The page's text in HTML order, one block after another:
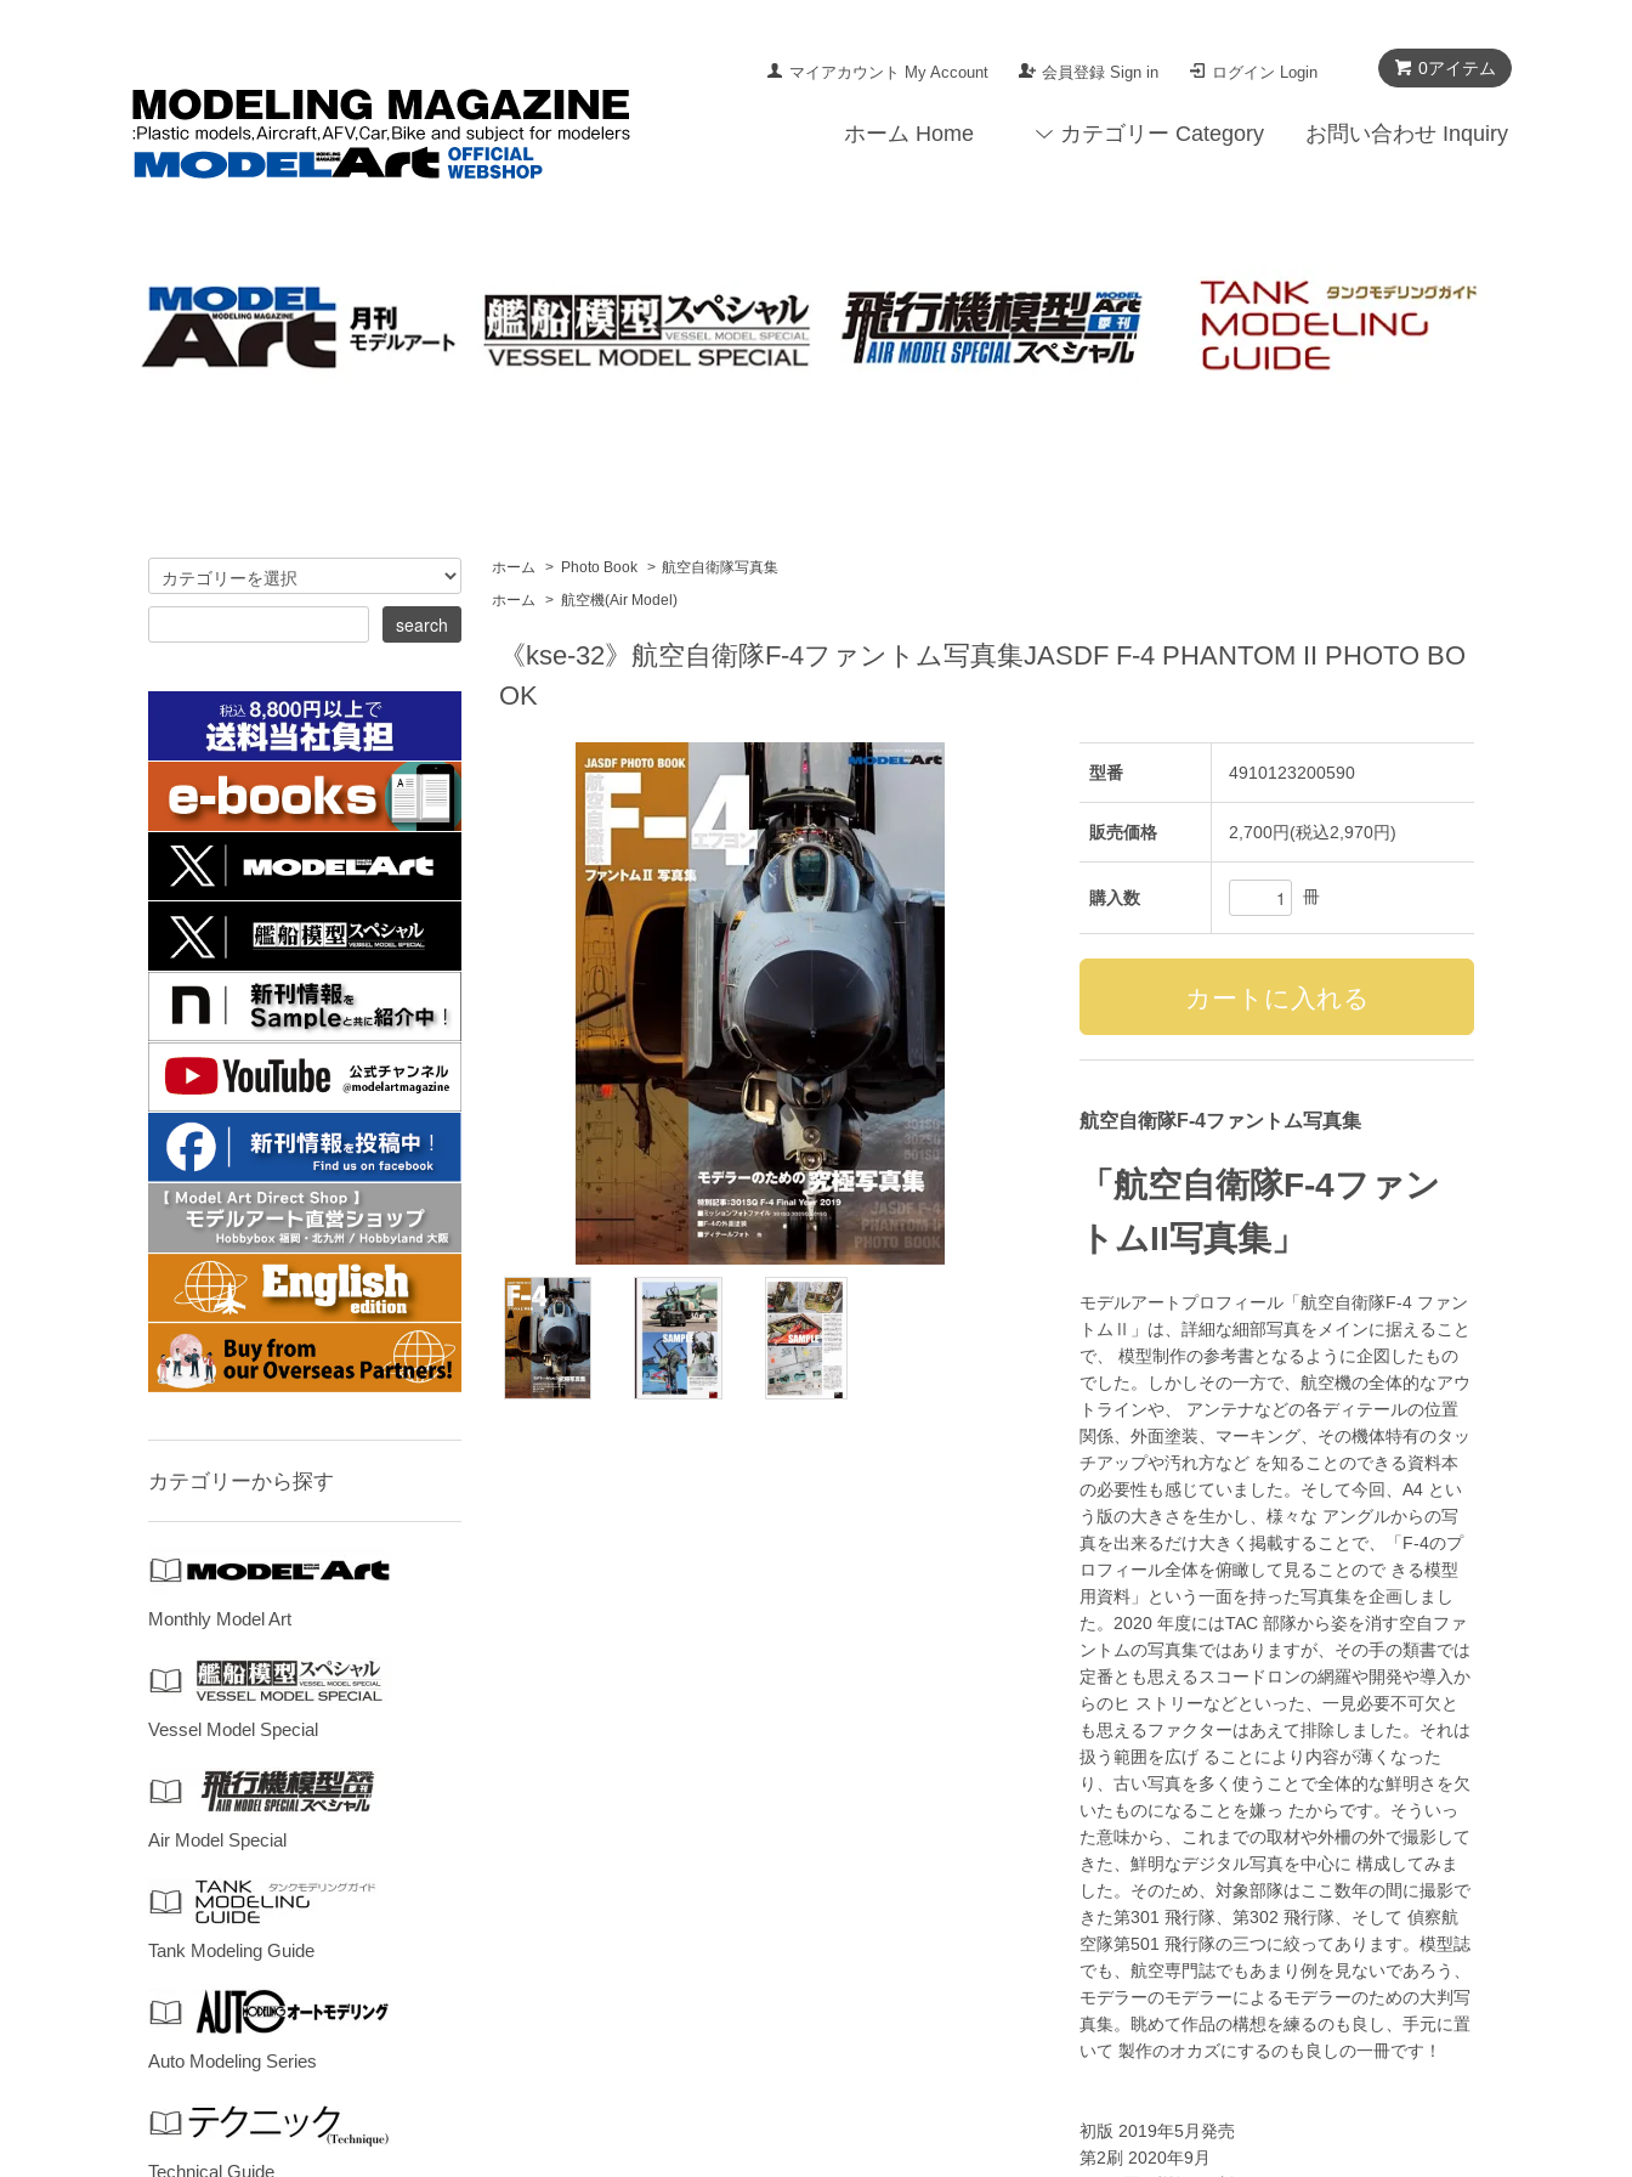
0アイテム
マイアカウント My Account 会員登録 Sign in ログイン Login
ホーム Home カテゴリー Category お問い合わせ Inquiry
ホーム > Photo Book > 航空自衛隊写真集
ホーム
> 航空機(Air Model)
《kse-32》航空自衛隊F-4ファントム写真集JASDF F-4 PHANTOM II PHOTO BO
OK
型番 4910123200590
販売価格 2,700円(税込2,970円)
購入数 冊
航空自衛隊F-4ファントム写真集
「航空自衛隊F-4ファン
トムII写真集」
モデルアートプロフィール「航空自衛隊F-4 ファン
トムⅡ」は、詳細な細部写真をメインに据えること
で、 模型制作の参考書となるように企図したもの
でした。しかしその一方で、航空機の全体的なアウ
トラインや、 アンテナなどの各ディテールの位置
関係、外面塗装、マーキング、その機体特有のタッ
チアップや汚れ方など を知ることのできる資料本
の必要性も感じていました。そして今回、A4 とい
う版の大きさを生かし、様々な アングルからの写
真を出来るだけ大きく掲載することで、「F-4のプ
ロフィール全体を俯瞰して見ることので きる模型
用資料」という一面を持った写真集を企画しまし
た。2020 年度にはTAC 部隊から姿を消す空自ファ
ントムの写真集ではありますが、その手の類書では
定番とも思えるスコードロンの網羅や開発や導入か
らのヒ ストリーなどといった、一見必要不可欠と
も思えるファクターはあえて排除しました。それは
扱う範囲を広げ ることにより内容が薄くなった
り、古い写真を多く使うことで全体的な鮮明さを欠
いたものになることを嫌っ たからです。そういっ
た意味から、これまでの取材や外柵の外で撮影して
きた、鮮明なデジタル写真を中心に 構成してみま
した。そのため、対象部隊はここ数年の間に撮影で
きた第301 飛行隊、第302 飛行隊、そして 偵察航
空隊第501 飛行隊の三つに絞ってあります。模型誌
でも、航空専門誌でもあまり例を見ないであろう、
モデラーのモデラーによるモデラーのための大判写
真集。眺めて作品の構想を練るのも良し、手元に置
いて 製作のオカズにするのも良しの一冊です！
初版 2019年5月発売
第2刷 2020年9月
カテゴリーから探す
Monthly Model Art
Vessel Model Special
Air Model Special
Tank Modeling Guide
Auto Modeling Series
Technical Guide